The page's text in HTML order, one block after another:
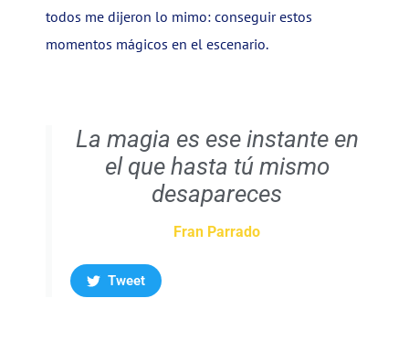
todos me dijeron lo mimo: conseguir estos
momentos mágicos en el escenario.
La magia es ese instante en
el que hasta tú mismo
desapareces
Fran Parrado
Tweet